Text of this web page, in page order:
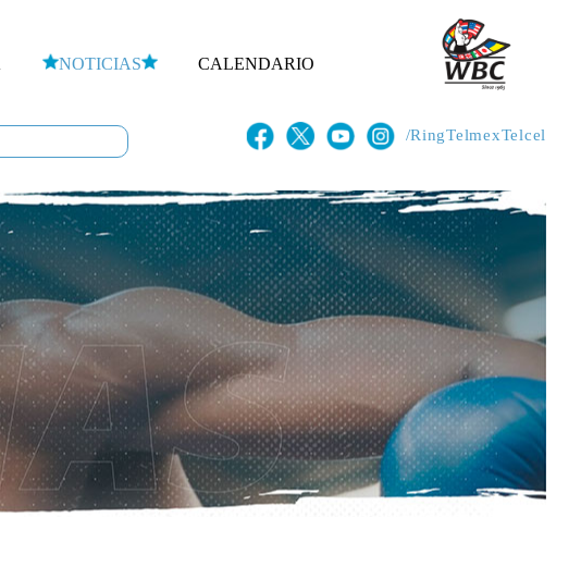
NOTICIAS CALENDARIO
/RingTelmexTelcel